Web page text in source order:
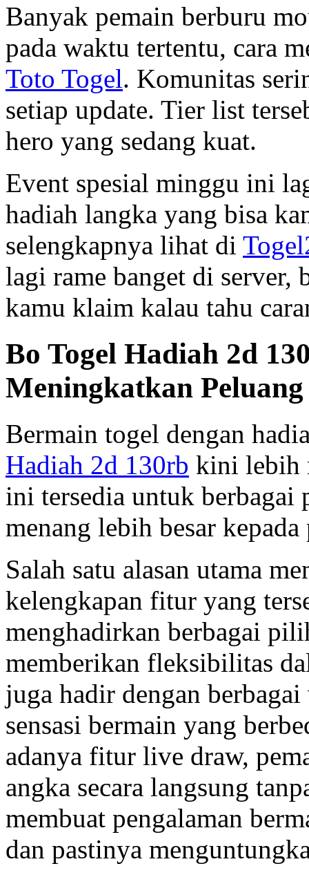
Banyak pemain berburu
pada waktu tertentu, cara
Toto Togel. Komunitas
setiap update. Tier list
hero yang sedang kuat.
Event spesial minggu ini
hadiah langka yang bisa
selengkapnya lihat di
lagi rame banget di server,
kamu klaim kalau tahu
Bo Togel Hadiah 2d
Meningkatkan
Bermain togel dengan
Hadiah 2d 130rb kini lebih
ini tersedia untuk berbagai
menang lebih besar kepada
Salah satu alasan utama
kelengkapan fitur yang
menghadirkan berbagai
memberikan fleksibilitas
juga hadir dengan
sensasi bermain yang
adanya fitur live draw,
angka secara langsung
membuat pengalaman
dan pastinya